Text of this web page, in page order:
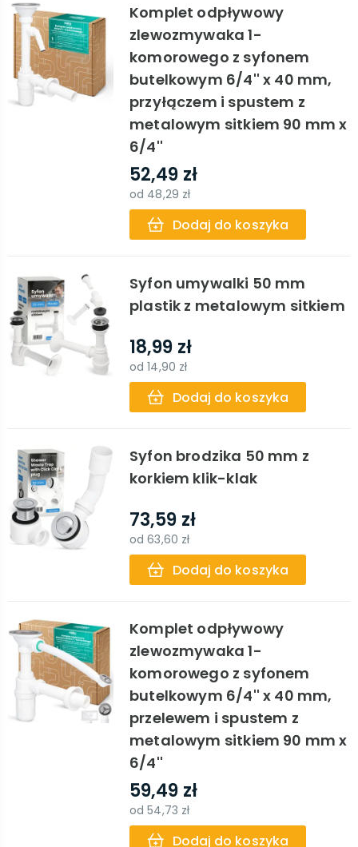
Komplet odpływowy
zlewozmywaka 1-
komorowego z syfonem
butelkowym 6/4'' x 40 mm,
przyłączem i spustem z
metalowym sitkiem 90 mm x
6/4''
52,49 zł
od 48,29 zł
Dodaj do koszyka
Syfon umywalki 50 mm
plastik z metalowym sitkiem
18,99 zł
od14,90 zł
Dodaj do koszyka
Syfon brodzika 50 mm z
korkiem klik-klak
73,59 zł
od63,60 zł
Dodaj do koszyka
Komplet odpływowy
zlewozmywaka 1-
komorowego z syfonem
butelkowym 6/4'' x 40 mm,
przelewem i spustem z
metalowym sitkiem 90 mm x
6/4''
59,49 zł
od54,73 zł
Dodaj do koszyka